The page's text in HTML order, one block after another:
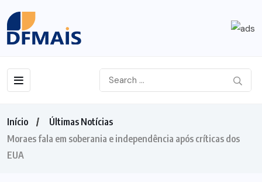
Início
Últimas Notícias
Moraes fala em soberania e independência após críticas dos
EUA